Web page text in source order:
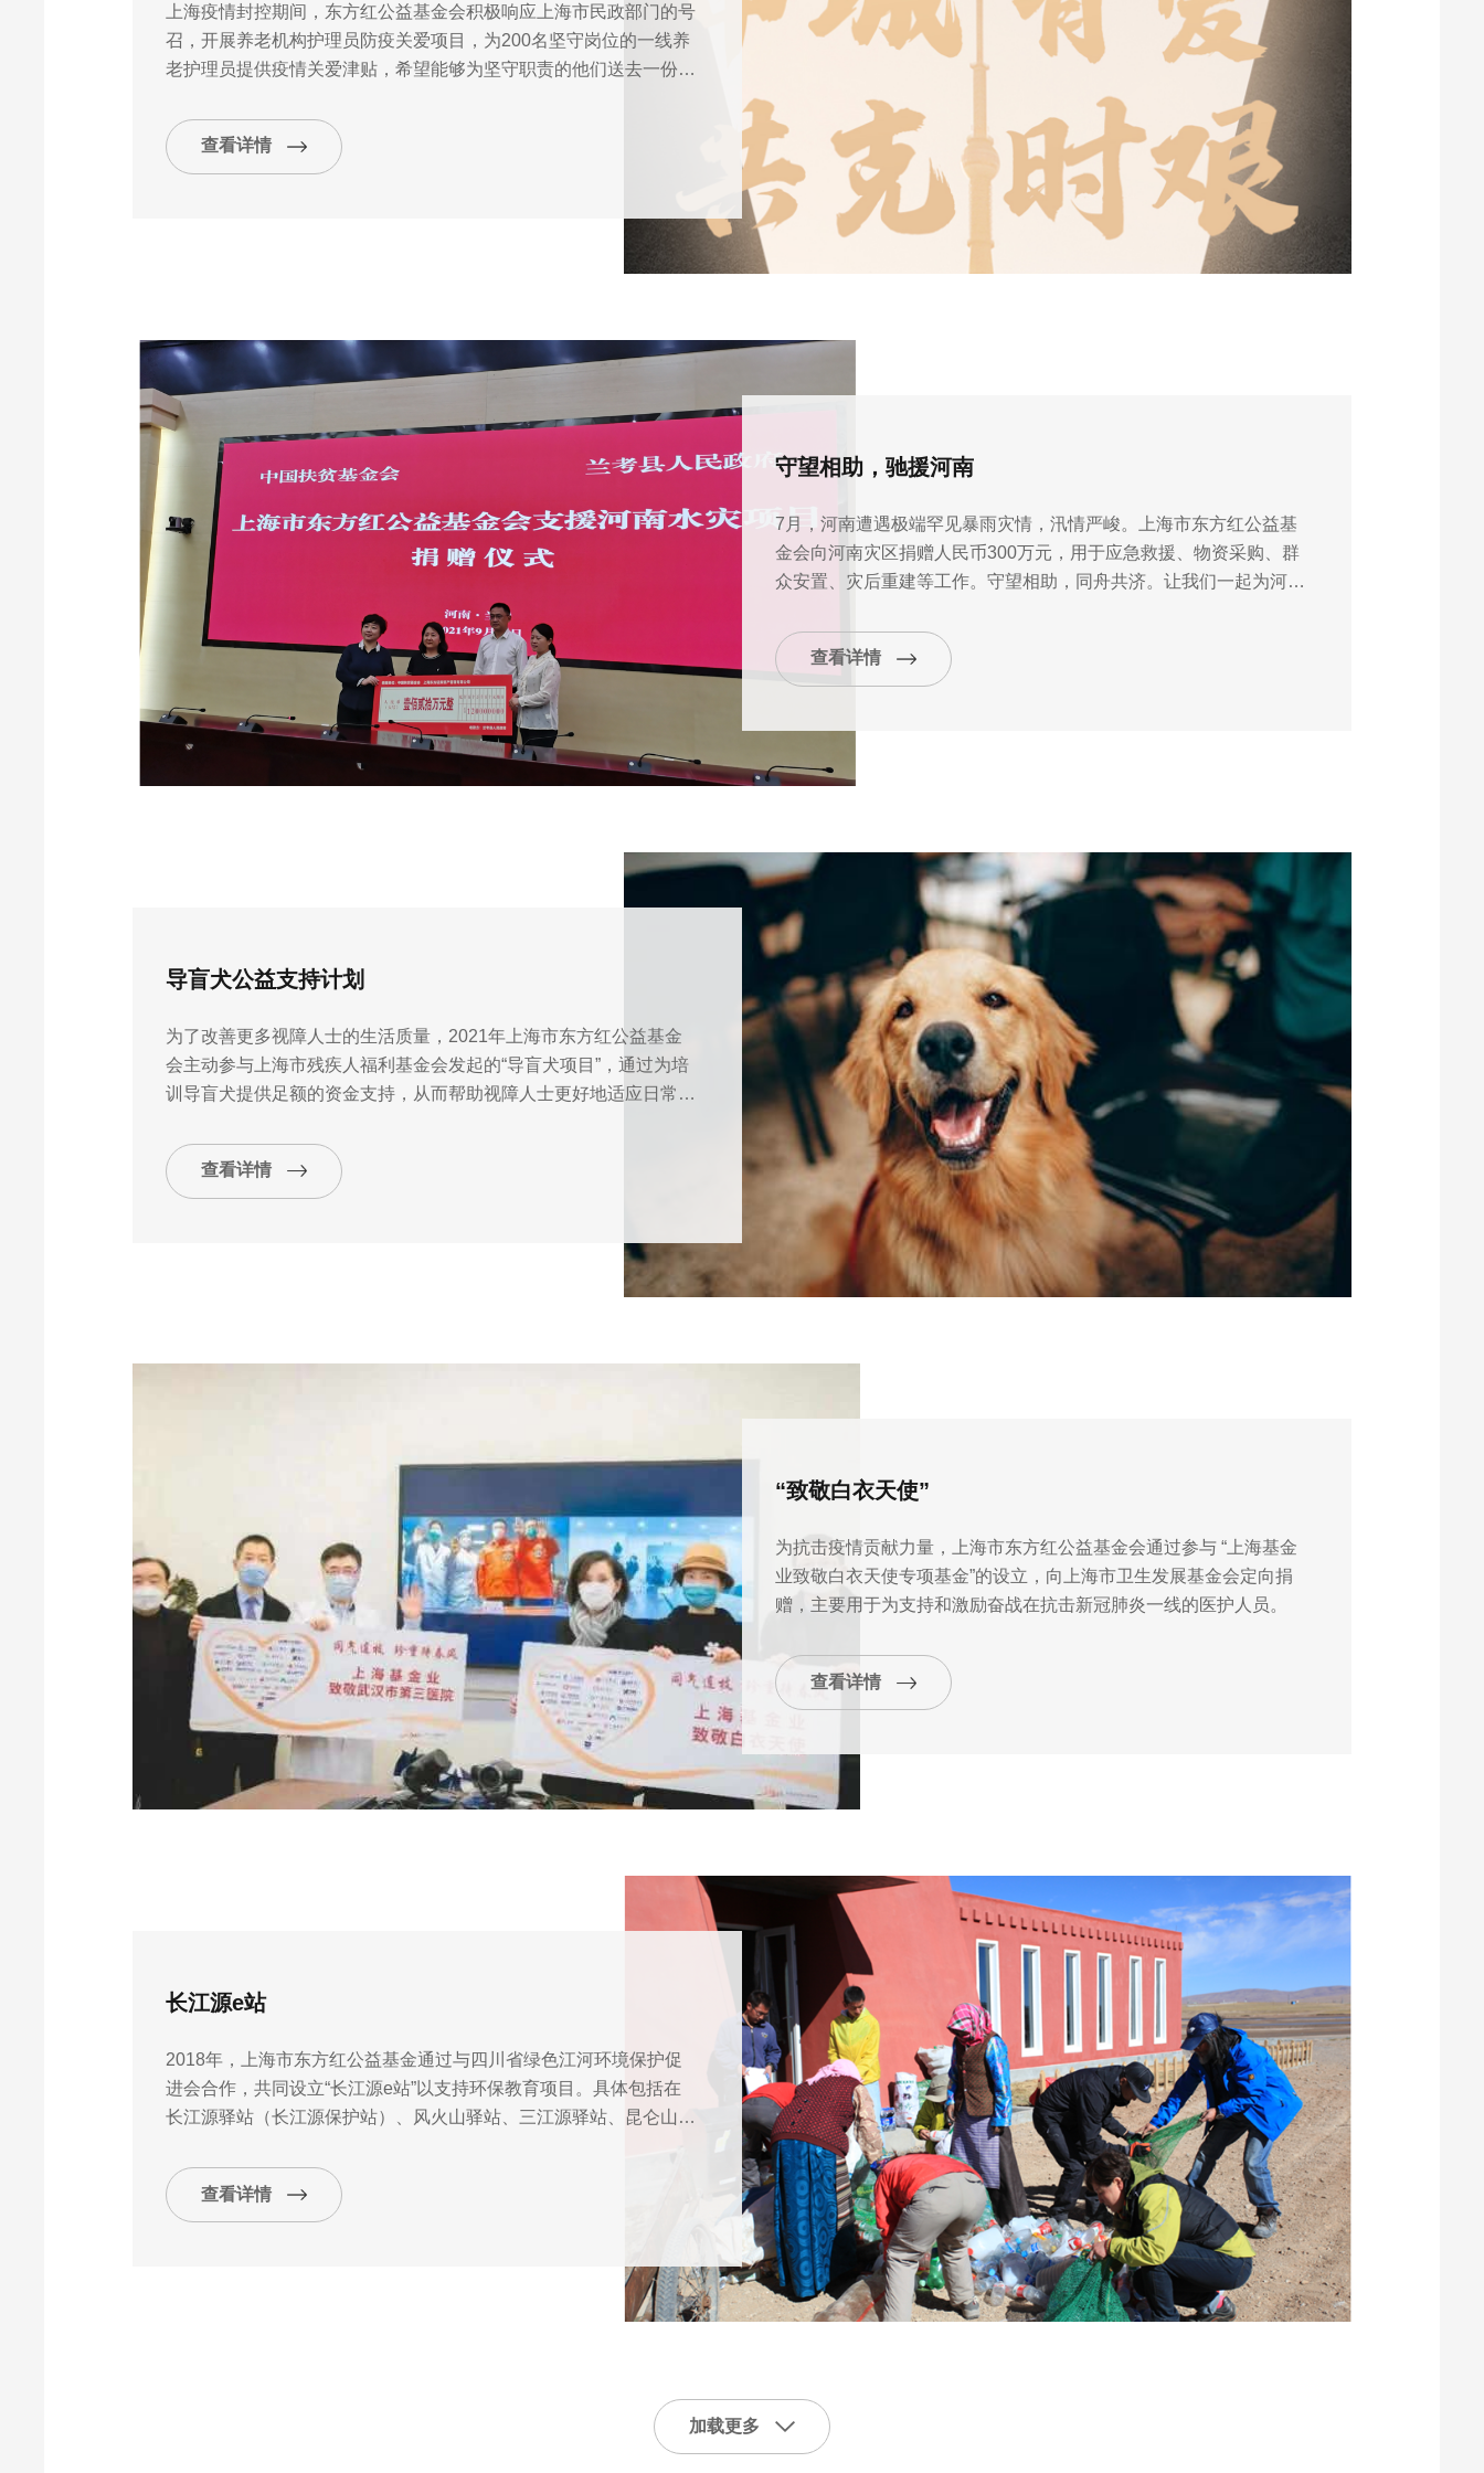
上海疫情封控期间，东方红公益基金会积极响应上海市民政部门的号
召，开展养老机构护理员防疫关爱项目，为200名坚守岗位的一线养
老护理员提供疫情关爱津贴，希望能够为坚守职责的他们送去一份关
查看详情
守望相助，驰援河南
7月，河南遭遇极端罕见暴雨灾情，汛情严峻。上海市东方红公益基
金会向河南灾区捐赠人民币300万元，用于应急救援、物资采购、群
众安置、灾后重建等工作。守望相助，同舟共济。让我们一起为河南
查看详情
导盲犬公益支持计划
为了改善更多视障人士的生活质量，2021年上海市东方红公益基金
会主动参与上海市残疾人福利基金会发起的“导盲犬项目”，通过为培
训导盲犬提供足额的资金支持，从而帮助视障人士更好地适应日常生
查看详情
“致敬白衣天使”
为抗击疫情贡献力量，上海市东方红公益基金会通过参与 “上海基金
业致敬白衣天使专项基金”的设立，向上海市卫生发展基金会定向捐
赠，主要用于为支持和激励奋战在抗击新冠肺炎一线的医护人员。
查看详情
长江源e站
2018年，上海市东方红公益基金通过与四川省绿色江河环境保护促
进会合作，共同设立“长江源e站”以支持环保教育项目。具体包括在
长江源驿站（长江源保护站）、风火山驿站、三江源驿站、昆仑山驿
客、司机，及附近的居住群众，进行环境保护的教育宣传，并传播长
江源环境保护的相关信息，为生态脆弱的青藏高原探索一种新型
查看详情
加载更多